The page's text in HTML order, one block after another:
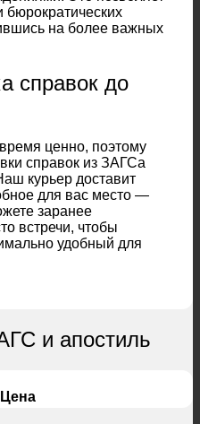
бюрократических
на более важных
справок до
ценно, поэтому
справок из ЗАГСа
курьер доставит
для вас место —
заранее
встречи, чтобы
удобный для
и апостиль
Цена